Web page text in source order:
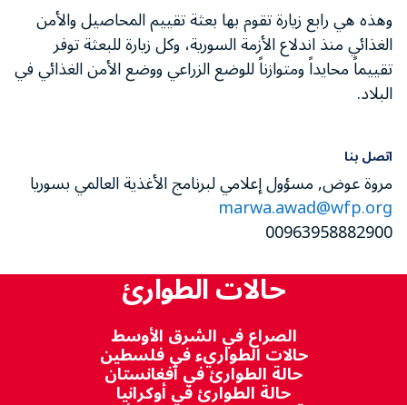
وهذه هي رابع زيارة تقوم بها بعثة تقييم المحاصيل والأمن
الغذائي منذ اندلاع الأزمة السورية، وكل زيارة للبعثة توفر
تقييماً محايداً ومتوازناً للوضع الزراعي ووضع الأمن الغذائي في
البلاد.
اتصل بنا
مروة عوض, مسؤول إعلامي لبرنامج الأغذية العالمي بسوريا
marwa.awad@wfp.org
00963958882900
حالات الطوارئ
الصراع في الشرق الأوسط
حالات الطواريء في فلسطين
حالة الطوارئ في أفغانستان
حالة الطوارئ في أوكرانيا